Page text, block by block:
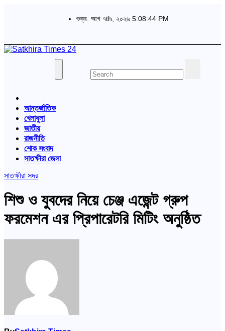
শুক্র. আগ ৭th, ২০২৬ 5:08:44 PM
Satkhira Times 24
আন্তর্জাতিক
খেলাধুলা
জাতীয়
রাজনীতি
শোক সংবাদ
সাতক্ষীরা জেলা
সাতক্ষীরা সদর
শিশু ও যুবদের নিয়ে চেঞ্জ এজেন্ট গ্রুপ
ফরমেশন এর প্রিপারেটরি মিটিং অনুষ্ঠিত